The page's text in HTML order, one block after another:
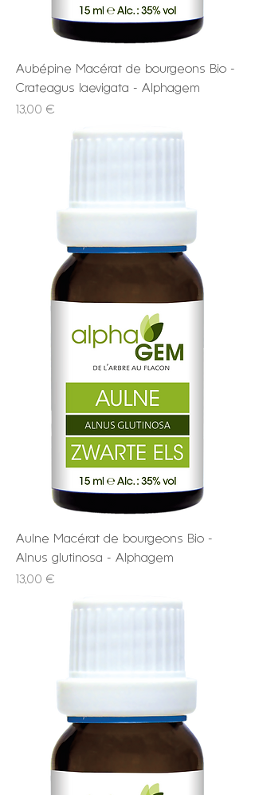
Aubépine Macérat de bourgeons Bio -
Crateagus laevigata - Alphagem
Prix
13,00 €
Aulne Macérat de bourgeons Bio -
Alnus glutinosa - Alphagem
Prix
13,00 €